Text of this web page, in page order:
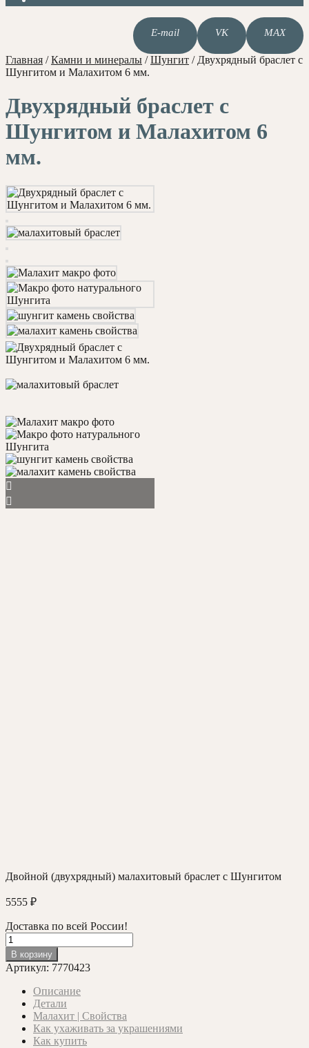
E-mail VK MAX
Главная /Камни и минералы /Шунгит / Двухрядный браслет с
Шунгитом и Малахитом 6 мм.
Двухрядный браслет с
Шунгитом и Малахитом 6
мм.
Двойной (двухрядный) малахитовый браслет с Шунгитом
5555 ₽
Доставка по всей России!
Количество
товара
Двухрядный
браслет
Шунгитом
Малахитом
В корзину
Артикул: 7770423
Описание
Детали
Малахит | Свойства
Как ухаживать за украшениями
Как купить